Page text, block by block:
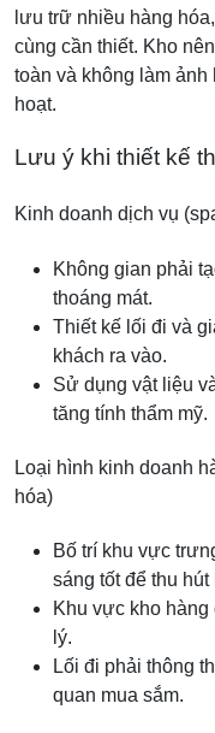
lưu trữ nhiều hàng
cùng cần thiết. Kho
toàn và không làm
hoạt.
Lưu ý khi thiết kế
Kinh doanh dịch vụ
Không gian phải
thoáng mát.
Thiết kế lối đi và
khách ra vào.
Sử dụng vật liệu
tăng tính thẩm mỹ.
Loại hình kinh doanh
hóa)
Bố trí khu vực
sáng tốt để thu hút
Khu vực kho hàng
lý.
Lối đi phải thông
quan mua sắm.